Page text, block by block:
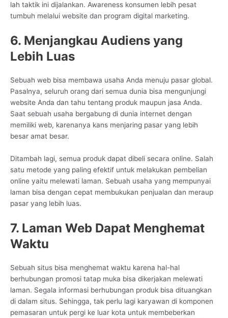
lah taktik ini dijalankan. Awareness konsumen lebih pesat
tumbuh melalui website dan program digital marketing.
6. Menjangkau Audiens yang
Lebih Luas
Sebuah web bisa membawa usaha Anda menuju pasar global.
Pasalnya, seluruh orang dari semua dunia bisa mengunjungi
website Anda dan tahu tentang produk maupun jasa Anda.
Saat sebuah usaha bergabung di dunia internet dengan
memiliki web, karenanya kans menjaring pasar yang lebih
besar amat besar.
Ditambah lagi, semua produk dapat dibeli secara online. Salah
satu metode yang paling efektif untuk melakukan pembelian
online yaitu melewati laman. Sebuah usaha yang mempunyai
laman bisa dengan cepat membukukan penjualan dan meraup
pasar yang lebih luas.
7. Laman Web Dapat Menghemat
Waktu
Sebuah situs bisa menghemat waktu karena hal-hal
berhubungan promosi tatap muka bisa dikerjakan melewati
laman. Segala informasi berhubungan produk bisa dituangkan
di dalam situs. Sehingga, tak perlu lagi karyawan di komponen
pemasaran untuk pergi ke luar kota untuk membeberkan